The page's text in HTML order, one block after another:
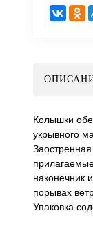
Колышки
укрывного
наконечник
порывах
Упаковка